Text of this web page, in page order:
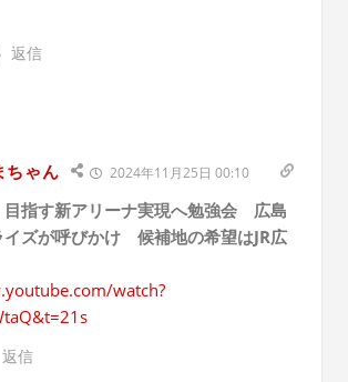
返信
ちゃん 2024年11月25日 00:10
目指す新アリーナ実現へ勉強会 広島
イズが呼びかけ 候補地の希望はJR広
watch?
返信